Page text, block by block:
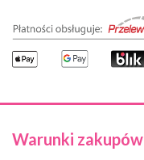
Warunki zakupów